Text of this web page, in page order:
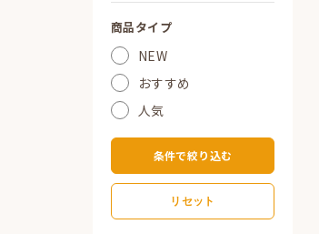
商品タイプ
NEW
おすすめ
人気
条件で絞り込む
リセット